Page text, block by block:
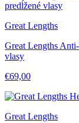
Great Lengths
Great Lengths
vlasy
€69,00
Great Lengths